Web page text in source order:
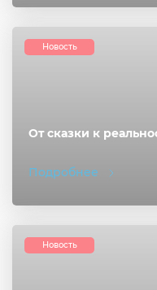
От сказки к
Подробнее
Новость
Новость